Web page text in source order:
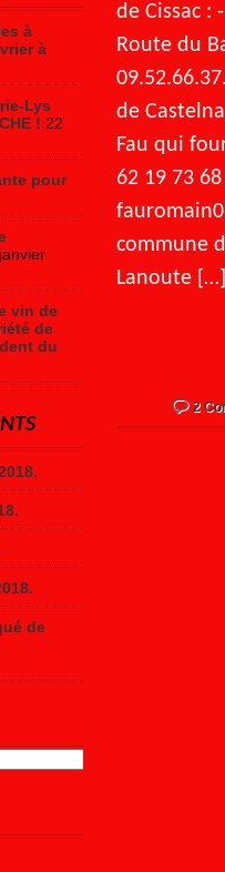
de Cissac :
Route du
de
Fau qui
62 19 73
commune
Lanoute […]
2
à
à
Lys
! 22
pour
vin de
de
du
de